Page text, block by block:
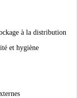
à la distribution
et hygiène